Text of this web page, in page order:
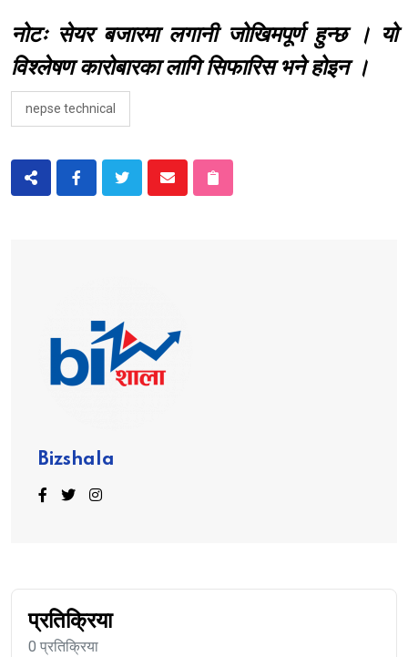
नोटः सेयर बजारमा लगानी जोखिमपूर्ण हुन्छ । यो
विश्लेषण कारोबारका लागि सिफारिस भने होइन ।
nepse technical
Bizshala
प्रतिक्रिया
0 प्रतिक्रिया